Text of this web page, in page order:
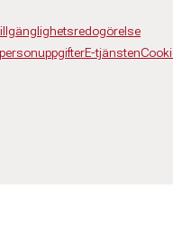
E-tjänsten